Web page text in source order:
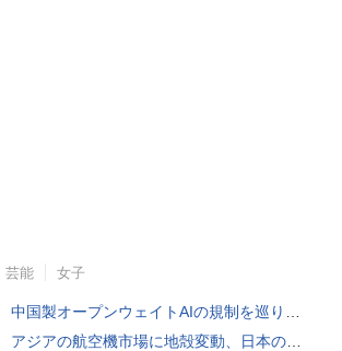
芸能 女子
中国製オープンウェイトAIの規制を巡り、シリコンバレーで意見が二分
アジアの航空機市場に地殻変動、日本のサプライヤーに影響も